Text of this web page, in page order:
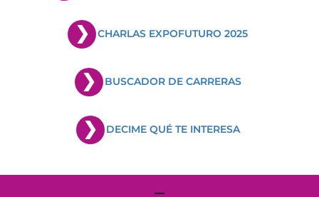
CHARLAS EXPOFUTURO 2025
BUSCADOR DE CARRERAS
DECIME QUÉ TE INTERESA